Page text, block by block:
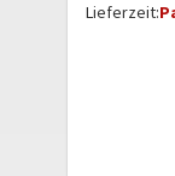
Lieferzeit: